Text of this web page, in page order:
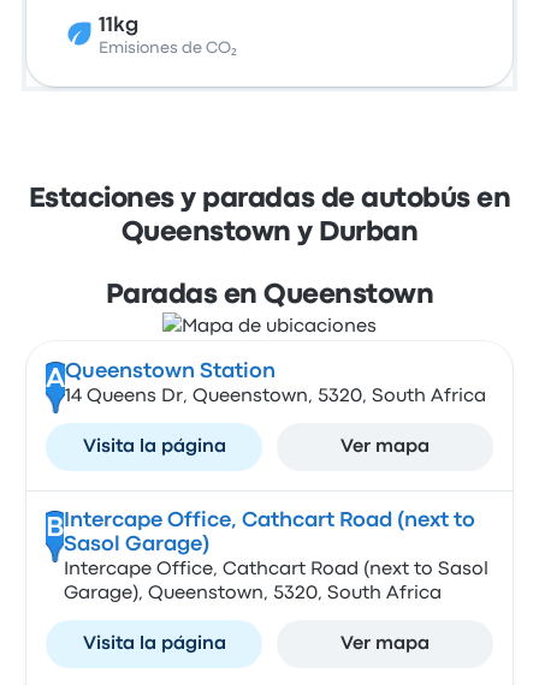
11kg
Emisiones de CO₂
Estaciones y paradas de autobús en
Queenstown y Durban
Paradas en Queenstown
AQueenstown Station
14 Queens Dr, Queenstown, 5320, South Africa
Visita la página Ver mapa
B Intercape Office, Cathcart Road (next to
Sasol Garage)
Intercape Office, Cathcart Road (next to Sasol
Garage), Queenstown, 5320, South Africa
Visita la página Ver mapa